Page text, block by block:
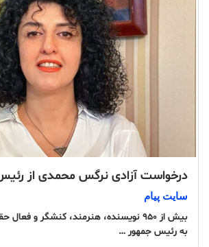
درخواست آزادی نرگس محمدی از
سایت پیام
بیش از ۹۵۰ نویسنده، هنرمند، کنشگر و
به رئیس جمهور …